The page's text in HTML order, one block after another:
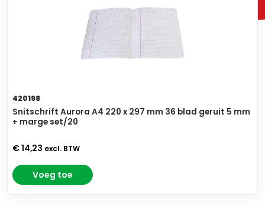
420198
Snitschrift Aurora A4 220 x 297 mm 36 blad geruit 5 mm
+ marge set/20
€ 14,23 excl. BTW
Voeg toe